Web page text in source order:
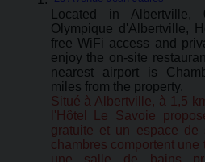
Located in
Olympique d'Albertville,
free WiFi access and
enjoy the on-site
nearest airport is
miles from the property.
Situé à Albertville, à 1,5
l'Hôtel Le Savoie
gratuite et un espace de
chambres comportent
une salle de bains